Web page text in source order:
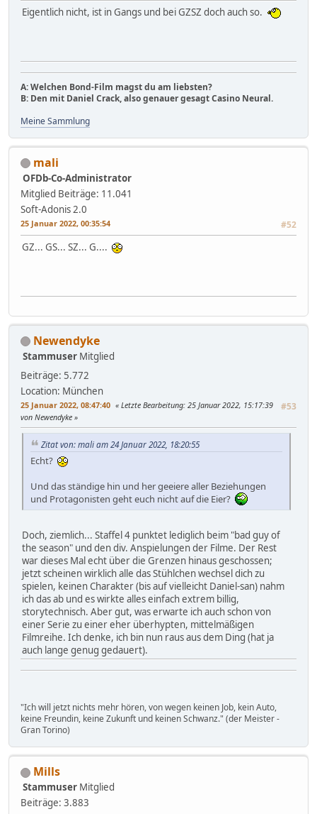
Eigentlich nicht, ist in Gangs und bei GZSZ doch auch so.
A: Welchen Bond-Film magst du am liebsten?
B: Den mit Daniel Crack, also genauer gesagt Casino Neural.
Meine Sammlung
mali
OFDb-Co-Administrator
Mitglied Beiträge: 11.041
Soft-Adonis 2.0
25 Januar 2022, 00:35:54 #52
GZ... GS... SZ... G....
Newendyke
Stammuser Mitglied
Beiträge: 5.772
Location: München
25 Januar 2022, 08:47:40 #53
Letzte Bearbeitung: 25 Januar 2022, 15:17:39
von Newendyke
Zitat von: mali am 24 Januar 2022, 18:20:55
Echt?
Und das ständige hin und her geeiere aller Beziehungen
und Protagonisten geht euch nicht auf die Eier?
Doch, ziemlich... Staffel 4 punktet lediglich beim "bad guy of
the season" und den div. Anspielungen der Filme. Der Rest
war dieses Mal echt über die Grenzen hinaus geschossen;
jetzt scheinen wirklich alle das Stühlchen wechsel dich zu
spielen, keinen Charakter (bis auf vielleicht Daniel-san) nahm
ich das ab und es wirkte alles einfach extrem billig,
storytechnisch. Aber gut, was erwarte ich auch schon von
einer Serie zu einer eher überhypten, mittelmäßigen
Filmreihe. Ich denke, ich bin nun raus aus dem Ding (hat ja
auch lange genug gedauert).
"Ich will jetzt nichts mehr hören, von wegen keinen Job, kein Auto,
keine Freundin, keine Zukunft und keinen Schwanz." (der Meister -
Gran Torino)
Mills
Stammuser Mitglied
Beiträge: 3.883